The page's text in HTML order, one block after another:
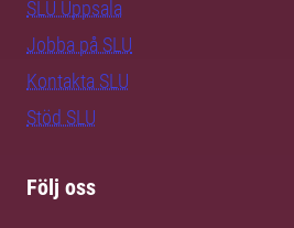
SLU Uppsala
Jobba på SLU
Kontakta SLU
Stöd SLU
Följ oss